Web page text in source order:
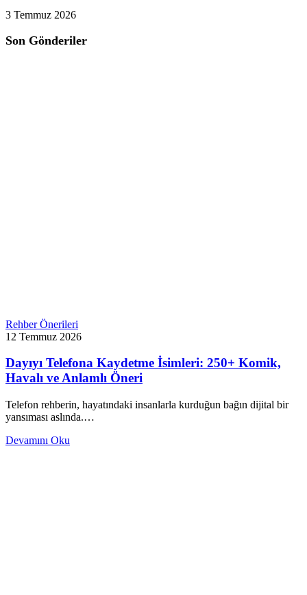
3 Temmuz 2026
Son Gönderiler
Rehber Önerileri
12 Temmuz 2026
Dayıyı Telefona Kaydetme İsimleri: 250+ Komik,
Havalı ve Anlamlı Öneri
Telefon rehberin, hayatındaki insanlarla kurduğun bağın dijital bir
yansıması aslında.…
Devamını Oku